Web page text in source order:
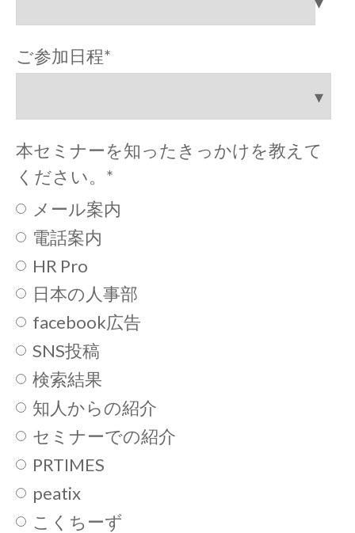
ご参加日程*
本セミナーを知ったきっかけを教えて
ください。 *
メール案内
電話案内
HR Pro
日本の人事部
facebook広告
SNS投稿
検索結果
知人からの紹介
セミナーでの紹介
PRTIMES
peatix
こくちーず